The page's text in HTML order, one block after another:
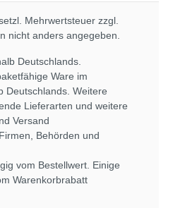
Mehrwertsteuer zzgl.
nicht anders angegeben.
Deutschlands.
Ware im
Deutschlands. Weitere
Lieferarten und weitere
Versand
Behörden und
vom Bestellwert. Einige
Warenkorbrabatt